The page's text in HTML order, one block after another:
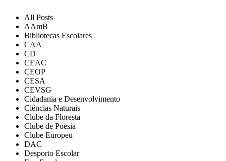
All Posts
AAmB
Bibliotecas Escolares
CAA
CD
CEAC
CEOP
CESA
CEVSG
Cidadania e Desenvolvimento
Ciências Naturais
Clube da Floresta
Clube de Poesia
Clube Europeu
DAC
Desporto Escolar